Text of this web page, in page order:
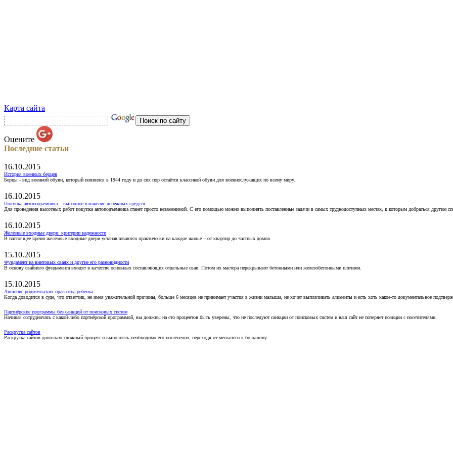
Карта сайта
Оцените
Последние статьи
16.10.2015
История военных берцев
Берцы - вид военной обуви, который появился в 1944 году и до сих пор остаётся классикой обуви для военнослужащих по всему миру.
16.10.2015
Покупка автоподъемника – выгодное вложение денежных средств
Для проведения высотных работ покупка автоподъемника станет просто незаменимой. С его помощью можно выполнять поставленные задачи в самых труднодоступных местах, к которым добраться другим
16.10.2015
Железные входные двери: критерии надежности
В настоящее время железные входные двери устанавливаются практически на каждое жилье – от квартир до частных домов.
15.10.2015
Фундамент на винтовых сваях и другие его разновидности
В основу свайного фундамента входят в качестве основных составляющих отдельные сваи. Потом их мастера перекрывают бетонными или железобетонными плитами.
15.10.2015
Лишение родительских прав отца ребенка
Когда доводится в суде, что ответчик, не имея уважительной причины, больше 6 месяцев не принимает участия в жизни малыша, не хочет выплачивать алименты и есть хоть какое-то документальное
Партнёрские программы без санкций от поисковых систем
Начиная сотрудничать с какой-либо партнёрской программой, вы должны на сто процентов быть уверены, что не последуют санкции от поисковых систем и ваш сайт не потеряет позиции с посетителями.
Раскрутка сайтов
Раскрутка сайтов довольно сложный процесс и выполнять необходимо его постепенно, переходя от меньшего к большему.